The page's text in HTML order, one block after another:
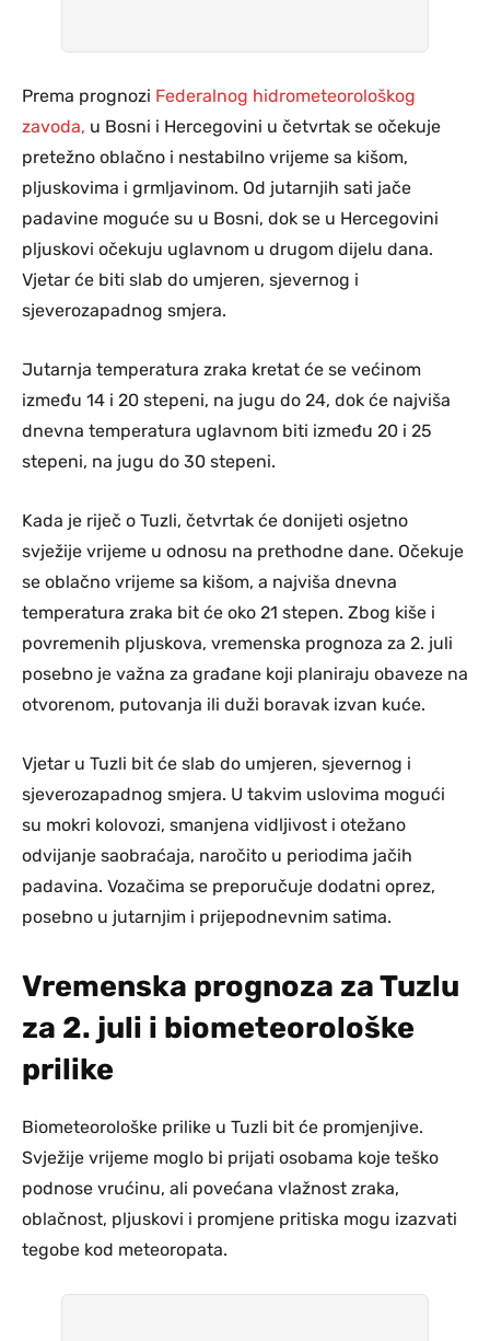
Prema prognozi Federalnog hidrometeorološkog
zavoda, u Bosni i Hercegovini u četvrtak se očekuje
pretežno oblačno i nestabilno vrijeme sa kišom,
pljuskovima i grmljavinom. Od jutarnjih sati jače
padavine moguće su u Bosni, dok se u Hercegovini
pljuskovi očekuju uglavnom u drugom dijelu dana.
Vjetar će biti slab do umjeren, sjevernog i
sjeverozapadnog smjera.
Jutarnja temperatura zraka kretat će se većinom
između 14 i 20 stepeni, na jugu do 24, dok će najviša
dnevna temperatura uglavnom biti između 20 i 25
stepeni, na jugu do 30 stepeni.
Kada je riječ o Tuzli, četvrtak će donijeti osjetno
svježije vrijeme u odnosu na prethodne dane. Očekuje
se oblačno vrijeme sa kišom, a najviša dnevna
temperatura zraka bit će oko 21 stepen. Zbog kiše i
povremenih pljuskova, vremenska prognoza za 2. juli
posebno je važna za građane koji planiraju obaveze na
otvorenom, putovanja ili duži boravak izvan kuće.
Vjetar u Tuzli bit će slab do umjeren, sjevernog i
sjeverozapadnog smjera. U takvim uslovima mogući
su mokri kolovozi, smanjena vidljivost i otežano
odvijanje saobraćaja, naročito u periodima jačih
padavina. Vozačima se preporučuje dodatni oprez,
posebno u jutarnjim i prijepodnevnim satima.
Vremenska prognoza za Tuzlu
za 2. juli i biometeorološke
prilike
Biometeorološke prilike u Tuzli bit će promjenjive.
Svježije vrijeme moglo bi prijati osobama koje teško
podnose vrućinu, ali povećana vlažnost zraka,
oblačnost, pljuskovi i promjene pritiska mogu izazvati
tegobe kod meteoropata.